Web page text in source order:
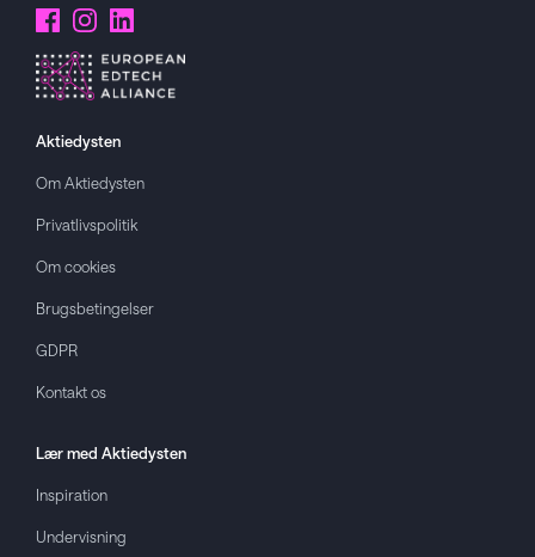
Aktiedysten
Om Aktiedysten
Privatlivspolitik
Om cookies
Brugsbetingelser
GDPR
Kontakt os
Lær med Aktiedysten
Inspiration
Undervisning